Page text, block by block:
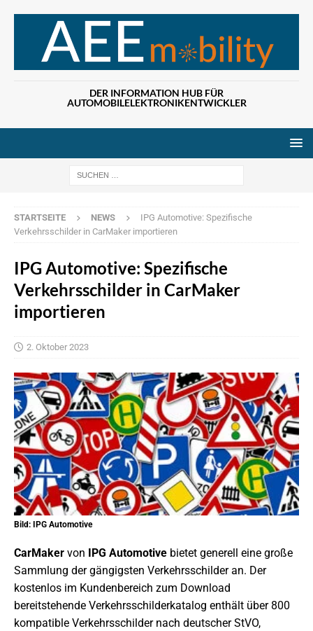
DER INFORMATION HUB FÜR
AUTOMOBILELEKTRONIKENTWICKLER
STARTSEITE NEWS
IPG Automotive: Spezifische
Verkehrsschilder in CarMaker importieren
IPG Automotive: Spezifische
Verkehrsschilder in CarMaker
importieren
2. Oktober 2023
Bild: IPG Automotive
CarMaker von IPG Automotive bietet generell eine große
Sammlung der gängigsten Verkehrsschilder an. Der
kostenlos im Kundenbereich zum Download
bereitstehende Verkehrsschilderkatalog enthält über 800
kompatible Verkehrsschilder nach deutscher StVO,